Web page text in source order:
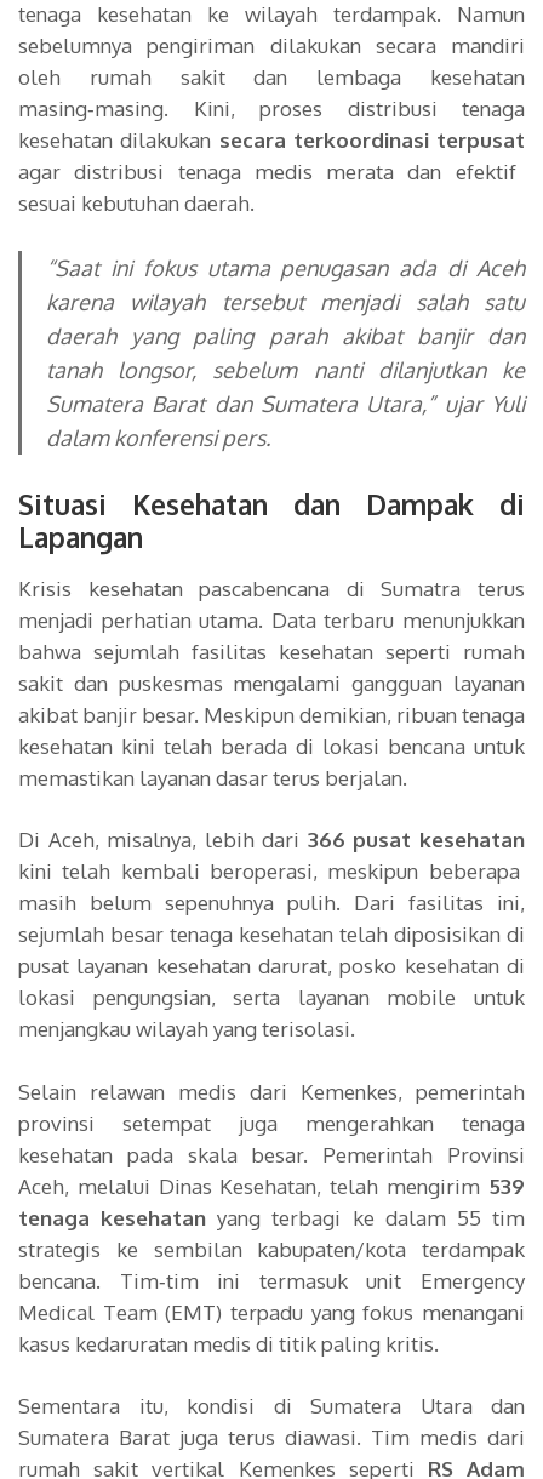
tenaga kesehatan ke wilayah terdampak. Namun
sebelumnya pengiriman dilakukan secara mandiri
oleh rumah sakit dan lembaga kesehatan
masing‑masing. Kini, proses distribusi tenaga
kesehatan dilakukan secara terkoordinasi terpusat
agar distribusi tenaga medis merata dan efektif
sesuai kebutuhan daerah.
“Saat ini fokus utama penugasan ada di Aceh
karena wilayah tersebut menjadi salah satu
daerah yang paling parah akibat banjir dan
tanah longsor, sebelum nanti dilanjutkan ke
Sumatera Barat dan Sumatera Utara,”ujar Yuli
dalam konferensi pers.
Situasi Kesehatan dan Dampak di
Lapangan
Krisis kesehatan pascabencana di Sumatra terus
menjadi perhatian utama. Data terbaru menunjukkan
bahwa sejumlah fasilitas kesehatan seperti rumah
sakit dan puskesmas mengalami gangguan layanan
akibat banjir besar. Meskipun demikian, ribuan tenaga
kesehatan kini telah berada di lokasi bencana untuk
memastikan layanan dasar terus berjalan.
Di Aceh, misalnya, lebih dari 366 pusat kesehatan
kini telah kembali beroperasi, meskipun beberapa
masih belum sepenuhnya pulih. Dari fasilitas ini,
sejumlah besar tenaga kesehatan telah diposisikan di
pusat layanan kesehatan darurat, posko kesehatan di
lokasi pengungsian, serta layanan mobile untuk
menjangkau wilayah yang terisolasi.
Selain relawan medis dari Kemenkes, pemerintah
provinsi setempat juga mengerahkan tenaga
kesehatan pada skala besar. Pemerintah Provinsi
Aceh, melalui Dinas Kesehatan, telah mengirim 539
tenaga kesehatan yang terbagi ke dalam 55 tim
strategis ke sembilan kabupaten/kota terdampak
bencana. Tim‑tim ini termasuk unit Emergency
Medical Team (EMT) terpadu yang fokus menangani
kasus kedaruratan medis di titik paling kritis.
Sementara itu, kondisi di Sumatera Utara dan
Sumatera Barat juga terus diawasi. Tim medis dari
rumah sakit vertikal Kemenkes seperti RS Adam